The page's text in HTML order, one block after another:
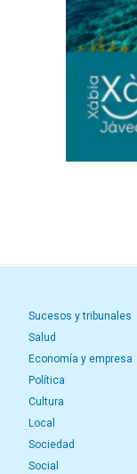
Sucesos y tribunales
Salud
Economía y empresa
Política
Cultura
Local
Sociedad
Social